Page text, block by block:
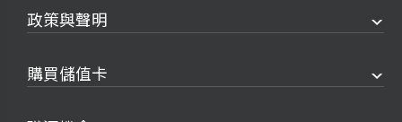
政策與聲明
購買儲值卡